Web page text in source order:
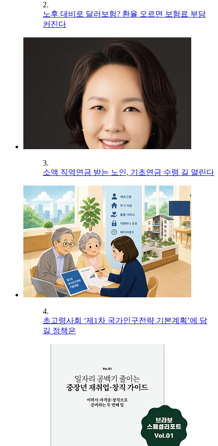
2.
노후 대비로 달러보험? 환율 오르면 보험료 부담
커진다
3.
소액 직역연금 받는 노인, 기초연금 수령 길 열린다
4.
초고령사회 ‘제1차 국가인구전략 기본계획’에 담
길 정책은